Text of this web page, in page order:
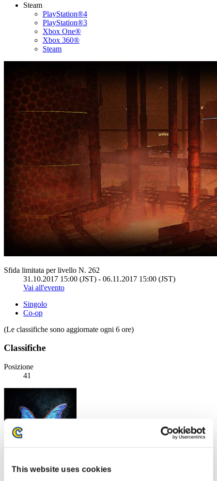
This website uses cookies
Steam
PlayStation®4
PlayStation®3
Xbox One®
Xbox 360®
Steam
Sfida limitata per livello N. 262
31.10.2017 15:00 (JST) - 06.11.2017 15:00 (JST)
Vai all'evento
Singolo
Co-op
(Le classifiche sono aggiornate ogni 6 ore)
Classifiche
Posizione
41
Laura